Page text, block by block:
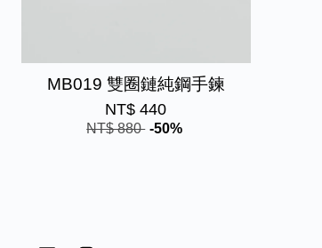
MB019 雙圈鏈純鋼手鍊
NT$ 440
NT$ 880 -50%